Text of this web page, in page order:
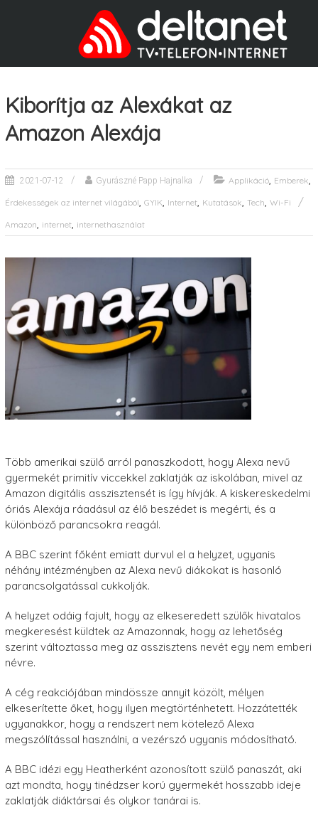
Kiborítja az Alexákat az
Amazon Alexája
2021-07-12 Gyurászné Papp Hajnalka Applikáció, Emberek,
Érdekességek az internet világából, GYIK, Internet, Kutatások, Tech, Wi-Fi
Amazon, internet, internethasználat
Több amerikai szülő arról panaszkodott, hogy Alexa nevű
gyermekét primitív viccekkel zaklatják az iskolában, mivel az
Amazon digitális asszisztensét is így hívják. A kiskereskedelmi
óriás Alexája ráadásul az élő beszédet is megérti, és a
különböző parancsokra reagál.
A BBC szerint főként emiatt durvul el a helyzet, ugyanis
néhány intézményben az Alexa nevű diákokat is hasonló
parancsolgatással cukkolják.
A helyzet odáig fajult, hogy az elkeseredett szülők hivatalos
megkeresést küldtek az Amazonnak, hogy az lehetőség
szerint változtassa meg az asszisztens nevét egy nem emberi
névre.
A cég reakciójában mindössze annyit közölt, mélyen
elkeserítette őket, hogy ilyen megtörténhetett. Hozzátették
ugyanakkor, hogy a rendszert nem kötelező Alexa
megszólítással használni, a vezérszó ugyanis módosítható.
A BBC idézi egy Heatherként azonosított szülő panaszát, aki
azt mondta, hogy tinédzser korú gyermekét hosszabb ideje
zaklatják diáktársai és olykor tanárai is.